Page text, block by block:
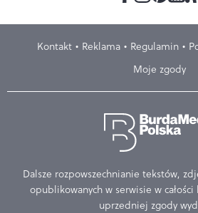
Kontakt Reklama Regulamin
Moje zgody
Dalsze rozpowszechnianie tekstów,
opublikowanych w serwisie w
uprzedniej zgody